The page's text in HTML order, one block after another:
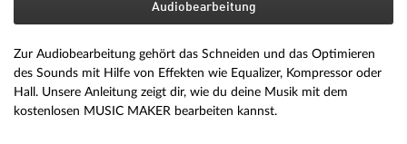
Audiobearbeitung
Zur Audiobearbeitung gehört das Schneiden und das Optimieren
des Sounds mit Hilfe von Effekten wie Equalizer, Kompressor oder
Hall. Unsere Anleitung zeigt dir, wie du deine Musik mit dem
kostenlosen MUSIC MAKER bearbeiten kannst.